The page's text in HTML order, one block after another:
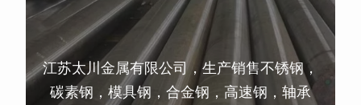
江苏太川金属有限公司，生产销售不锈钢，
碳素钢，模具钢，合金钢，高速钢，轴承